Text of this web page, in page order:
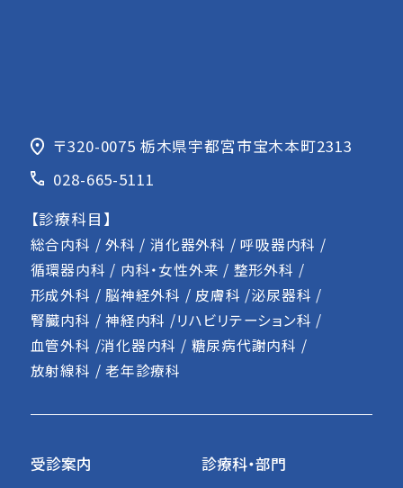
〒320-0075 栃木県宇都宮市宝木本町2313
028-665-5111
【診療科目】
総合内科 / 外科 / 消化器外科 / 呼吸器内科 /
循環器内科 / 内科・女性外来 / 整形外科 /
形成外科 / 脳神経外科 / 皮膚科 /泌尿器科 /
腎臓内科 / 神経内科 /リハビリテーション科 /
血管外科 /消化器内科 / 糖尿病代謝内科 /
放射線科 / 老年診療科
受診案内 診療科・部門